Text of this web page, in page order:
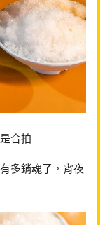
合拍
多銷魂了，宵夜